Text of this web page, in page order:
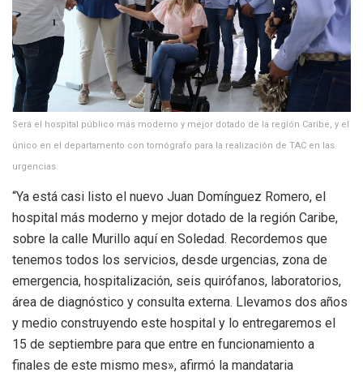
Será el hospital público más moderno y mejor dotado de la región Caribe, y el
único en el departamento con tomógrafo para la realización de TAC en las
urgencias.
“Ya está casi listo el nuevo Juan Domínguez Romero, el
hospital más moderno y mejor dotado de la región Caribe,
sobre la calle Murillo aquí en Soledad. Recordemos que
tenemos todos los servicios, desde urgencias, zona de
emergencia, hospitalización, seis quirófanos, laboratorios,
área de diagnóstico y consulta externa. Llevamos dos años
y medio construyendo este hospital y lo entregaremos el
15 de septiembre para que entre en funcionamiento a
finales de este mismo mes», afirmó la mandataria